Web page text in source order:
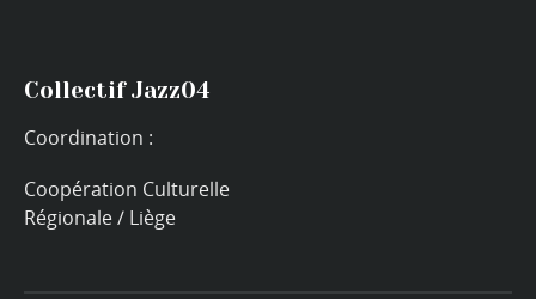
Collectif Jazz04
Coordination :
Coopération Culturelle
Régionale / Liège